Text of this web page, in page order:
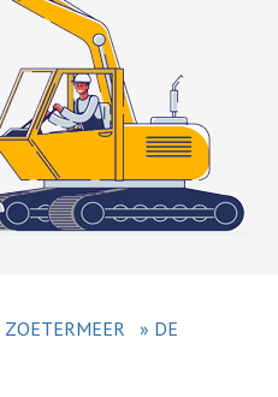
ZOETERMEER » DE